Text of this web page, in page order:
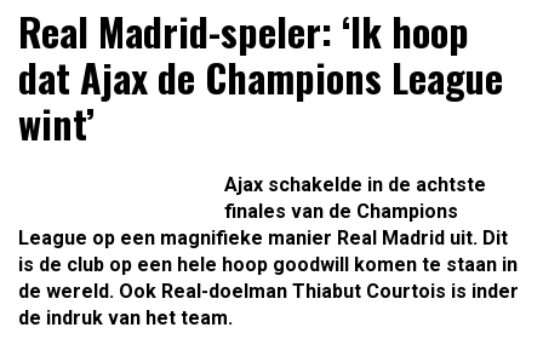
Real Madrid-speler: ‘Ik hoop
dat Ajax de Champions League
wint’
Ajax schakelde in de achtste
finales van de Champions
League op een magnifieke manier Real Madrid uit. Dit
is de club op een hele hoop goodwill komen te staan in
de wereld. Ook Real-doelman Thiabut Courtois is inder
de indruk van het team.